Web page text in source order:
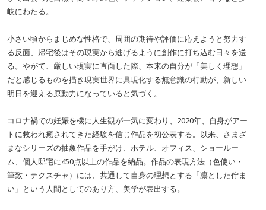
岐にわたる。
小さい頃からまじめな性格で、周囲の期待や評価に応えようと努力す
る反面、帰宅後はその現実から逃げるように創作に打ち込む日々を送
る。やがて、厳しい現実に直面した際、本来の自分が「美しく理想」
だと感じるものを描き現実世界に具現化する無意識の行動が、新しい
明日を迎える原動力になっていると気づく。
コロナ禍での妊娠を機に人生観が一気に変わり、2020年、自身がアー
トに救われ癒されてきた経験を信じ作品を初公表する。以来、さまざ
まなシリーズの抽象作品を手がけ、ホテル、オフィス、ショールー
ム、個人邸宅に450点以上の作品を納品。作品の表現方法（色使い・
筆致・テクスチャ）には、共通して自身の理想とする「凛とした佇ま
い」という人間としてのあり方、美学が表出する。